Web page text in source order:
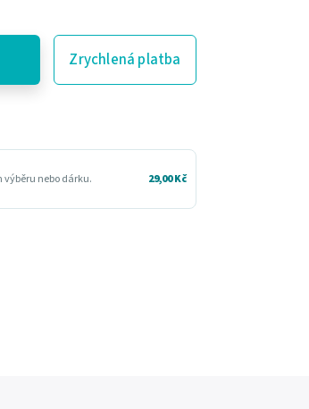
Zrychlená platba
výběru nebo dárku.
29,00 Kč